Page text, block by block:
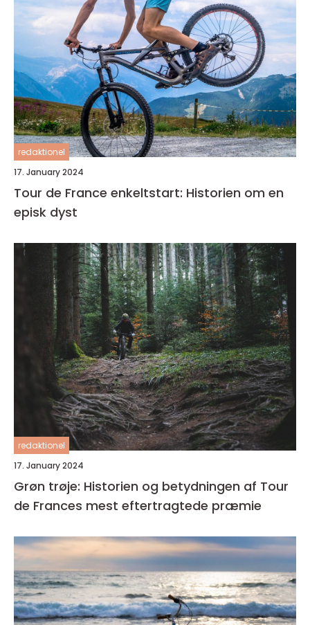
redaktionel
17. January 2024
Tour de France enkeltstart: Historien om en
episk dyst
redaktionel
17. January 2024
Grøn trøje: Historien og betydningen af Tour
de Frances mest eftertragtede præmie